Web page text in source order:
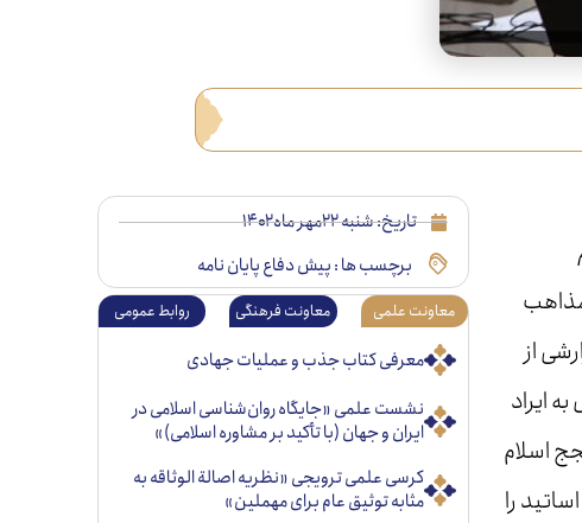
از
ایراد
اسلام
را
تاریخ:شنبه ۲۲مهر ماه ۱۴۰۲
برچسب ها :پیش دفاع پایان نامه
معاونت علمی معاونت فرهنگی روابط عمومی
معرفی کتاب جذب و عملیات جهادی
نشست علمی «جایگاه روان‌شناسی اسلامی در
ایران و جهان (با تأکید بر مشاوره اسلامی)»
کرسی علمی ترویجی «نظریه اصالة الوثاقه به
مثابه توثیق عام برای مهملین»